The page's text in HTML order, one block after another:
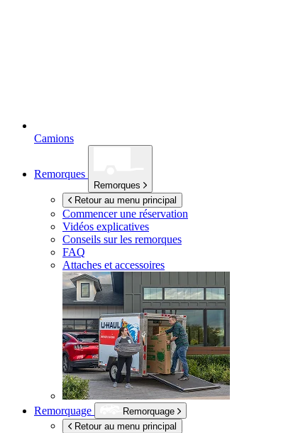
Camions
Remorques
Remorques
Retour au menu principal
Commencer une réservation
Vidéos explicatives
Conseils sur les remorques
FAQ
Attaches et accessoires
Remorquage
Remorquage
Retour au menu principal